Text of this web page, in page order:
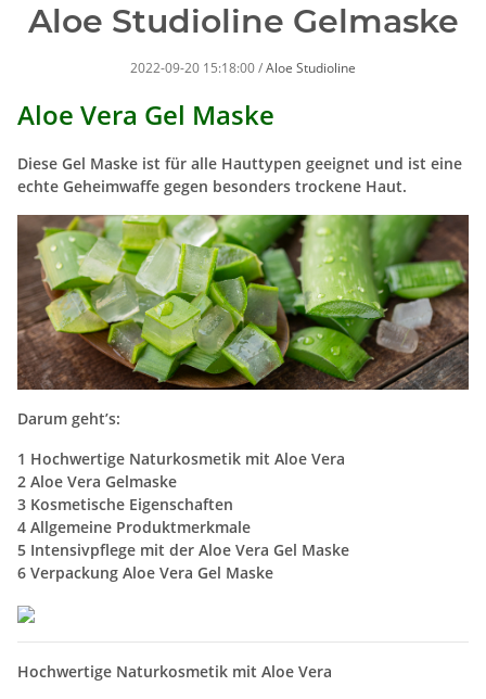
Aloe Studioline Gelmaske
2022-09-20 15:18:00/Aloe Studioline
Aloe Vera Gel Maske
Diese Gel Maske ist für alle Hauttypen geeignet und ist eine
echte Geheimwaffe gegen besonders trockene Haut.
Darum geht’s:
1 Hochwertige Naturkosmetik mit Aloe Vera
2 Aloe Vera Gelmaske
3 Kosmetische Eigenschaften
4 Allgemeine Produktmerkmale
5 Intensivpflege mit der Aloe Vera Gel Maske
6 Verpackung Aloe Vera Gel Maske
Hochwertige Naturkosmetik mit Aloe Vera